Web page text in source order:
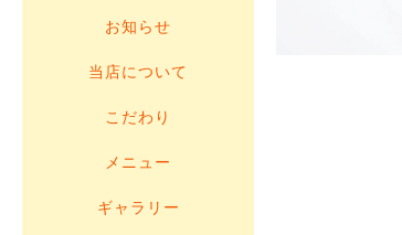
お知らせ
当店について
こだわり
メニュー
ギャラリー